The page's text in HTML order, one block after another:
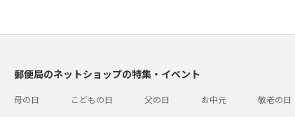
郵便局のネットショップの特集・イベント
母の日 こどもの日 父の日 お中元 敬老の日